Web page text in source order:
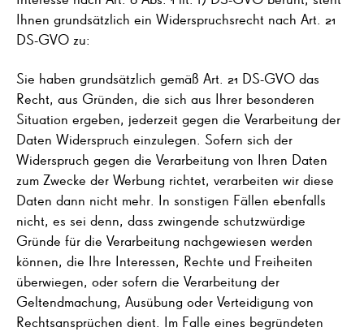
Ihnen grundsätzlich ein Widerspruchsrecht nach Art. 21
DS-GVO zu:
Sie haben grundsätzlich gemäß Art. 21 DS-GVO das
Recht, aus Gründen, die sich aus Ihrer besonderen
Situation ergeben, jederzeit gegen die Verarbeitung der
Daten Widerspruch einzulegen. Sofern sich der
Widerspruch gegen die Verarbeitung von Ihren Daten
zum Zwecke der Werbung richtet, verarbeiten wir diese
Daten dann nicht mehr. In sonstigen Fällen ebenfalls
nicht, es sei denn, dass zwingende schutzwürdige
Gründe für die Verarbeitung nachgewiesen werden
können, die Ihre Interessen, Rechte und Freiheiten
überwiegen, oder sofern die Verarbeitung der
Geltendmachung, Ausübung oder Verteidigung von
Rechtsansprüchen dient. Im Falle eines begründeten